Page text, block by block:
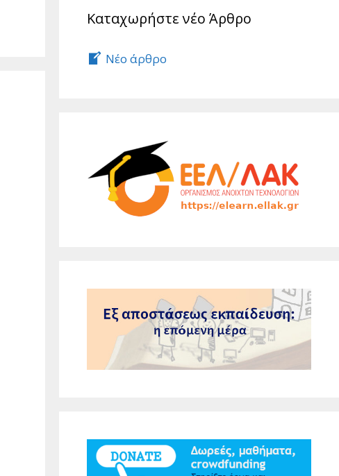
Καταχωρήστε νέο Άρθρο
Νέο άρθρο